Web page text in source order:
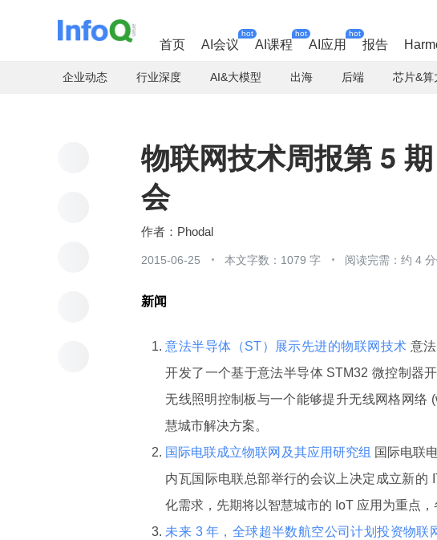
首页 AI会议
hot
AI课程
hot
AI应用
hot
报告
企业动态 行业深度 AI&大模型 出海 后端 芯片&算
物联网技术周报第 5
会
Phodal
2015-06-25 本文字数：1079 字 阅读完需：约 4
新闻
意法半导体（ST）展示先进的物联网技术 意
开发了一个基于意法半导体 STM32 微控制器
无线照明控制板与一个能够提升无线网格网络
慧城市解决方案。
国际电联成立物联网及其应用研究组 国际电联
内瓦国际电联总部举行的会议上决定成立新的
化需求，先期将以智慧城市的 IoT 应用为重点
未来 3 年，全球超半数航空公司计划投资物联